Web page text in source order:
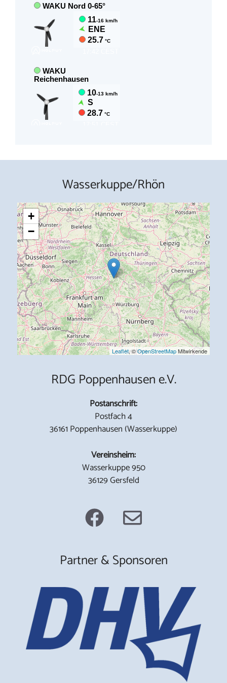
Wasserkuppe/Rhön
+
−
Leaflet, ©OpenStreetMapMitwirkende
RDG Poppenhausen e.V.
Postanschrift:
Postfach 4
36161 Poppenhausen (Wasserkuppe)
Vereinsheim:
Wasserkuppe 950
36129 Gersfeld
Partner & Sponsoren